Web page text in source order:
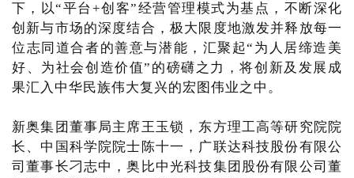
下，以“平台+创客”经营管理模式为基点，不断深化
创新与市场的深度结合，极大限度地激发并释放每一
位志同道合者的善意与潜能，汇聚起“为人居缔造美
好、为社会创造价值”的磅礴之力，将创新及发展成
果汇入中华民族伟大复兴的宏图伟业之中。
新奥集团董事局主席王玉锁，东方理工高等研究院院
长、中国科学院院士陈十一，广联达科技股份有限公
司董事长刁志中，奥比中光科技集团股份有限公司董